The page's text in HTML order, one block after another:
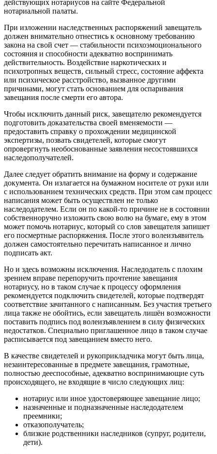
действующих нотариусов на сайте Федеральной
нотариальной палаты.
При изложении наследственных распоряжений завещатель
должен внимательно отнестись к основному требованию
закона на свой счет — стабильности психоэмоционального
состояния и способности адекватно воспринимать
действительность. Воздействие наркотических и
психотропных веществ, сильный стресс, состояние аффекта
или психическое расстройство, вызванное другими
причинами, могут стать основанием для оспаривания
завещания после смерти его автора.
Чтобы исключить данный риск, завещателю рекомендуется
подготовить доказательства своей вменяемости —
предоставить справку о прохождении медицинской
экспертизы, позвать свидетелей, которые смогут
опровергнуть необоснованные заявления несостоявшихся
наследополучателей.
Далее следует обратить внимание на форму и содержание
документа. Он излагается на бумажном носителе от руки или
с использованием технических средств. При этом сам процесс
написания может быть осуществлен не только
наследодателем. Если он по какой-то причине не в состоянии
собственноручно изложить свою волю на бумаге, ему в этом
может помочь нотариус, который со слов завещателя запишет
его посмертные распоряжения. После этого волеизъявитель
должен самостоятельно перечитать написанное и лично
подписать акт.
Но и здесь возможны исключения. Наследодатель с плохим
зрением вправе перепоручить прочтение завещания
нотариусу, но в таком случае к процессу оформления
рекомендуется подключить свидетелей, которые подтвердят
соответствие зачитанного с написанным. Без участия третьего
лица также не обойтись, если завещатель лишён возможности
поставить подпись под волеизъявлением в силу физических
недостатков. Специально приглашенное лицо в таком случае
расписывается под завещанием вместо него.
В качестве свидетелей и рукоприкладчика могут быть лица,
незаинтересованные в предмете завещания, грамотные,
полностью дееспособные, адекватно воспринимающие суть
происходящего, не входящие в число следующих лиц:
нотариус или иное удостоверяющее завещание лицо;
назначенные и подназначенные наследодателем
преемники;
отказополучатель;
близкие родственники наследников (супруг, родители,
дети).